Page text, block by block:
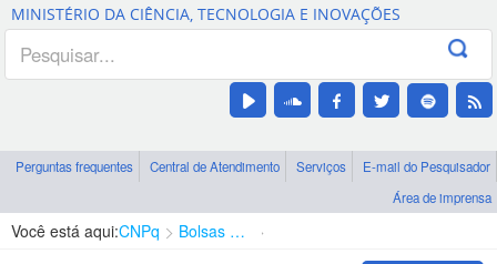
Canais
MINISTÉRIO DA CIÊNCIA, TECNOLOGIA E INOVAÇÕES
Perguntas frequentes Central de Atendimento Serviços
E-mail do Pesquisador
Área de imprensa
Você está aqui:CNPq Bolsas e Auxílios Vigentes